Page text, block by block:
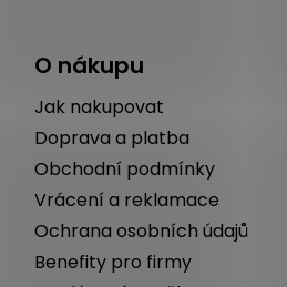
O nákupu
Jak nakupovat
Doprava a platba
Obchodní podmínky
Vrácení a reklamace
Ochrana osobních údajů
Benefity pro firmy